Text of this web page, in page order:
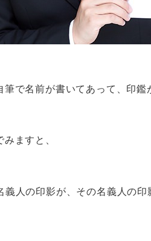
で名前が書いてあって、印
ますと、
義人の印影が、その名義人の印